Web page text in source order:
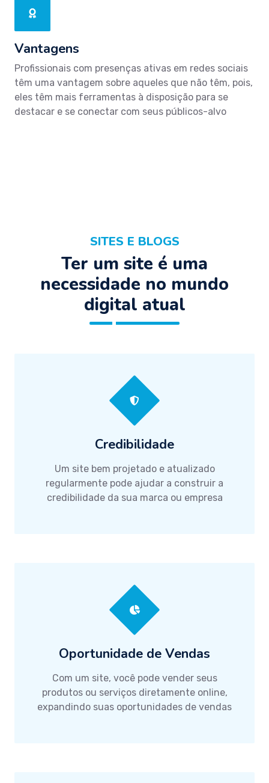
Vantagens
Profissionais com presenças ativas em redes sociais
têm uma vantagem sobre aqueles que não têm, pois,
eles têm mais ferramentas à disposição para se
destacar e se conectar com seus públicos-alvo
SITES E BLOGS
Ter um site é uma
necessidade no mundo
digital atual
Credibilidade
Um site bem projetado e atualizado
regularmente pode ajudar a construir a
credibilidade da sua marca ou empresa
Oportunidade de Vendas
Com um site, você pode vender seus
produtos ou serviços diretamente online,
expandindo suas oportunidades de vendas